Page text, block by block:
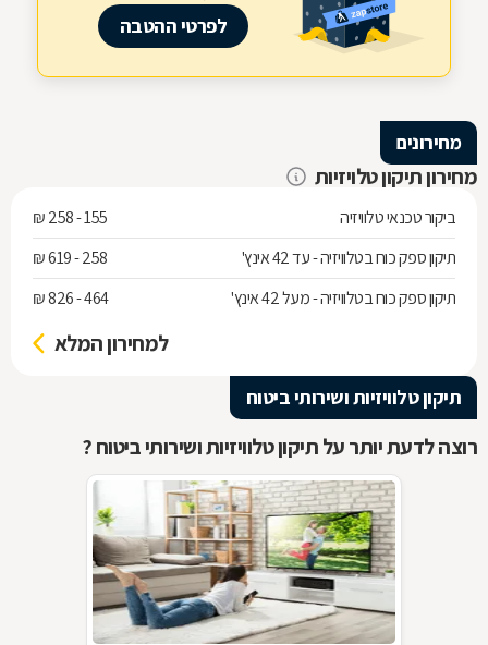
לפרטי ההטבה
מחירונים
מחירון תיקון טלויזיות
ביקור טכנאי טלוויזיה
155 - 258 ₪
תיקון ספק כוח בטלוויזיה - עד 42 אינץ'
258 - 619 ₪
תיקון ספק כוח בטלוויזיה - מעל 42 אינץ'
464 - 826 ₪
למחירון המלא
תיקון טלוויזיות ושירותי ביטוח
רוצה לדעת יותר על תיקון טלוויזיות ושירותי ביטוח ?